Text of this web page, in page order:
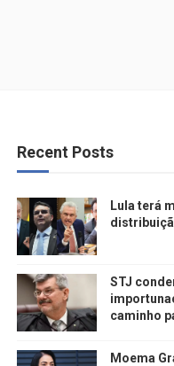
Recent Posts
Lula terá
STJ
caminho
Moema